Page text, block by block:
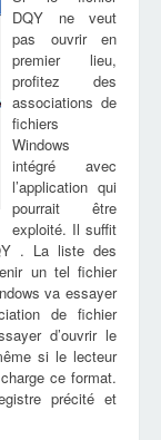
DQY ne veut
pas ouvrir en
premier lieu,
profitez des
associations de
fichiers
Windows
intégré avec
l’application qui
pourrait être
exploité. Il suffit
. La liste des
un tel fichier
va essayer
de fichier
d’ouvrir le
si le lecteur
ce format.
précité et